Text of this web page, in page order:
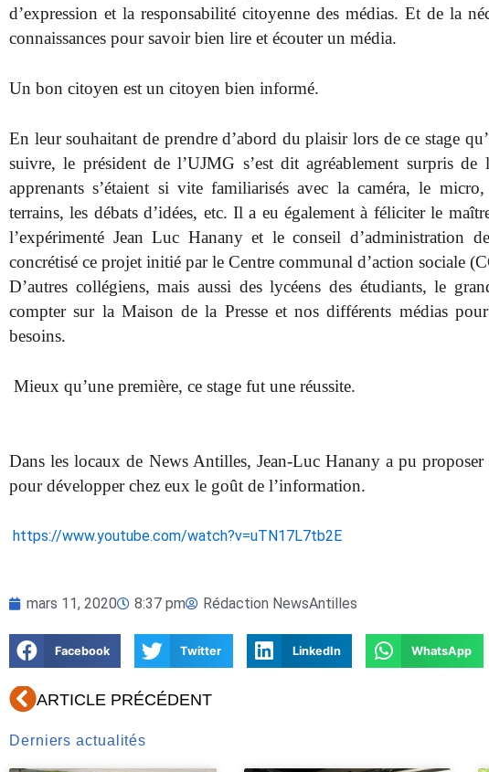
d’expression et la responsabilité citoyenne des médias. Et de la
connaissances pour savoir bien lire et écouter un média.
Un bon citoyen est un citoyen bien informé.
En leur souhaitant de prendre d’abord du plaisir lors de ce stage
suivre, le président de l’UJMG s’est dit agréablement surpris de
apprenants s’étaient si vite familiarisés avec la caméra, le
terrains, les débats d’idées, etc. Il a eu également à féliciter le
l’expérimenté Jean Luc Hanany et le conseil d’administration
concrétisé ce projet initié par le Centre communal d’action sociale
D’autres collégiens, mais aussi des lycéens des étudiants, le
compter sur la Maison de la Presse et nos différents médias
besoins.
Mieux qu’une première, ce stage fut une réussite.
Dans les locaux de News Antilles, Jean-Luc Hanany a pu
pour développer chez eux le goût de l’information.
https://www.youtube.com/watch?v=uTN17L7tb2E
mars 11, 2020 8:37 pm Rédaction NewsAntilles
Facebook Twitter LinkedIn WhatsApp
Précédent
ARTICLE PRÉCÉDENT
Derniers actualités